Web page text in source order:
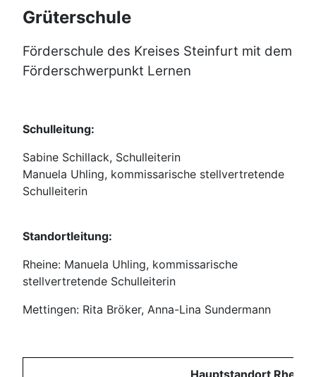
Grüterschule
Förderschule des Kreises Steinfurt mit dem
Förderschwerpunkt Lernen
Schulleitung:
Sabine Schillack, Schulleiterin
Manuela Uhling, kommissarische stellvertretende
Schulleiterin
Standortleitung:
Rheine: Manuela Uhling, kommissarische
stellvertretende Schulleiterin
Mettingen: Rita Bröker, Anna-Lina Sundermann
Hauptstandort Rheine